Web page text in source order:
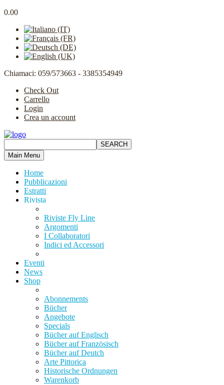
0.00
Chiamaci: 059/573663 - 3385354949
Check Out
Carrello
Login
Crea un account
Main Menu
Home
Pubblicazioni
Estratti
Rivista
Riviste Fly Line
Argomenti
I Collaboratori
Indici ed Accessori
Eventi
News
Shop
Abonnements
Bücher
Angebote
Specials
Bücher auf Englisch
Bücher auf Französisch
Bücher auf Deutch
Arte Pittorica
Historische Ordnungen
Warenkorb